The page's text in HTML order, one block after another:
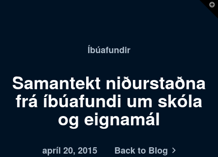
Íbúafundir
Samantekt niðurstaðna
frá íbúafundi um skóla
og eignamál
apríl 20, 2015 Back to Blog